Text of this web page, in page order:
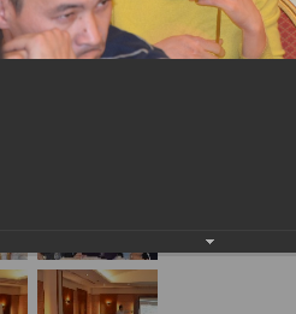
норм Закона «О